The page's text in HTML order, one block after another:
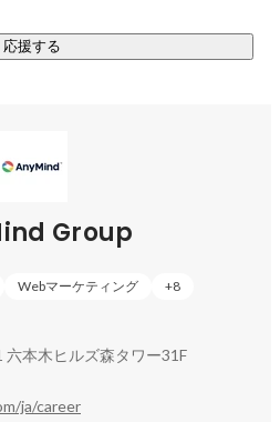
応援する
Group
Webマーケティング +8
ja/career
本木ヒルズ森タワー31F